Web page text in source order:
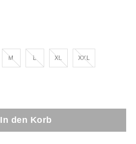
MAusverkauft!
LAusverkauft!
XLAusverkauft!
XXLAusverkauft!
In den Korb